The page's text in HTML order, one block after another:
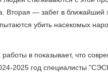
Вторая — забег в
убить насекомых
в показывает, что
2025 год специалисты